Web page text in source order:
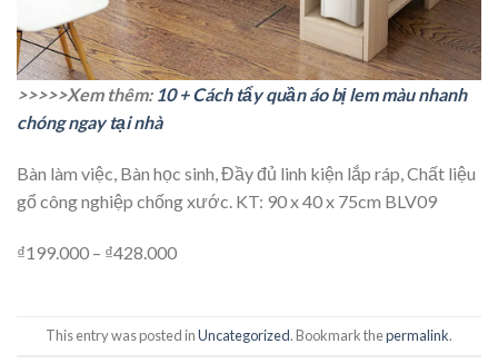
>>>>>Xem thêm: 10 + Cách tẩy quần áo bị lem màu nhanh
chóng ngay tại nhà
Bàn làm việc, Bàn học sinh, Đầy đủ linh kiện lắp ráp, Chất liệu
gổ công nghiệp chống xước. KT: 90 x 40 x 75cm BLV09
₫199.000 – ₫428.000
This entry was posted inUncategorized. Bookmark thepermalink.